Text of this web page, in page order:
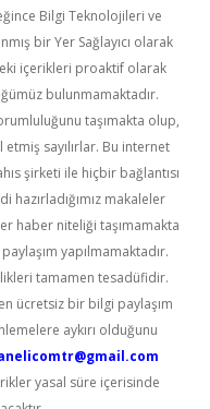
Bilgi Teknolojileri ve
bir Yer Sağlayıcı olarak
içerikleri proaktif olarak
bulunmamaktadır.
taşımakta olup,
sayılırlar. Bu internet
şirketi ile hiçbir bağlantısı
hazırladığımız makaleler
haber niteliği taşımamakta
yapılmamaktadır.
tamamen tesadüfidir.
ücretsiz bir bilgi paylaşım
aykırı olduğunu
yasal süre içerisinde